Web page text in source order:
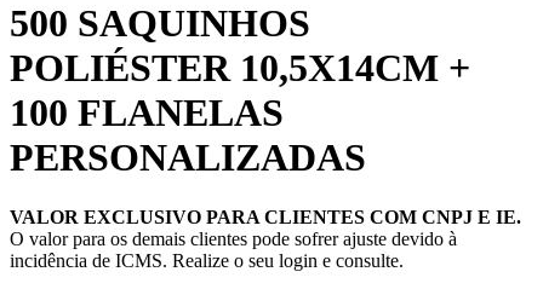
500 SAQUINHOS
POLIÉSTER 10,5X14CM +
100 FLANELAS
PERSONALIZADAS
VALOR EXCLUSIVO PARA CLIENTES COM CNPJ E IE.
O valor para os demais clientes pode sofrer ajuste devido à
incidência de ICMS. Realize o seu login e consulte.